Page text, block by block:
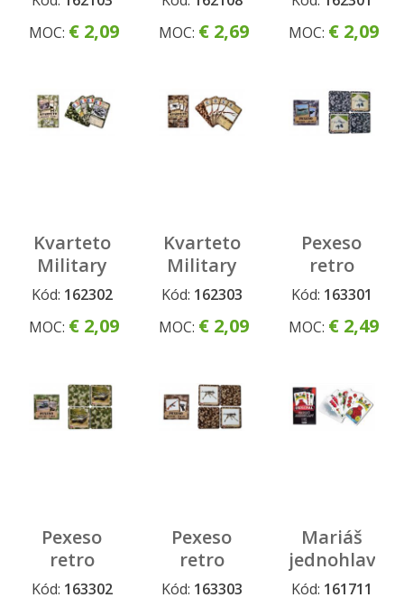
MOC: € 2,09
MOC: € 2,69
MOC: € 2,09
Kvarteto
Military
Tanky
Kód: 162302
MOC: € 2,09
Kvarteto
Military
zbrane
Kód: 162303
MOC: € 2,09
Pexeso
retro
Military
Kód: 163301
MOC: € 2,49
Pexeso
retro
Military
Kód: 163302
Pexeso
retro
Military
Kód: 163303
Mariáš
jednohlavý
- koník
Kód: 161711